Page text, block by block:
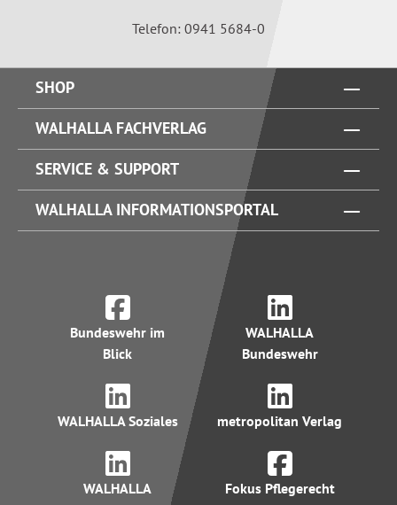
Telefon: 0941 5684-0
SHOP
WALHALLA FACHVERLAG
SERVICE & SUPPORT
WALHALLA INFORMATIONSPORTAL
Bundeswehr im
Blick
WALHALLA
Bundeswehr
WALHALLA Soziales metropolitan Verlag
WALHALLA
Fokus Pflegerecht